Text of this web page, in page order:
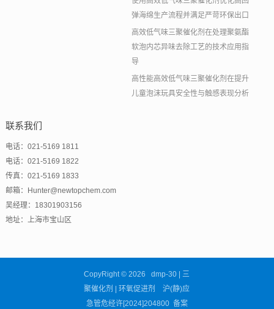
弹海绵生产流程并满足严苛环保出口
高效低气味三聚催化剂在处理聚氨酯
软泡内芯异味去除工艺的技术应用指
导
高性能高效低气味三聚催化剂在提升
儿童泡沫玩具安全性与触感表现分析
联系我们
电话：021-5169 1811
电话：021-5169 1822
传真：021-5169 1833
邮箱：Hunter@newtopchem.com
吴经理：18301903156
地址：上海市宝山区
CopyRight © 2026 dmp-30 | 三
聚催化剂 | 环氧促进剂 沪(静)应
急管危经许[2024]204800 备案